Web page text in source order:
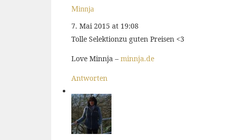
Minnja
7. Mai 2015 at 19:08
Tolle Selektionzu guten Preisen <3
Love Minnja – minnja.de
Antworten